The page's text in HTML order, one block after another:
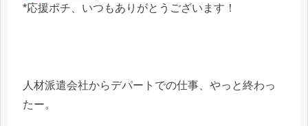
*応援ポチ、いつもありがとうございます！
人材派遣会社からデパートでの仕事、やっと終わっ
たー。